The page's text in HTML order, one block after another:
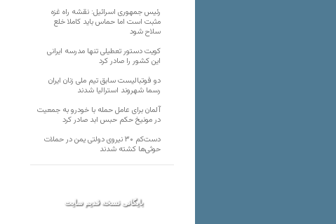
رئیس‌ جمهوری اسرائیل: نقشه راه غزه
مثبت است اما حماس باید کاملا خلع
سلاح شود
کویت دستور تعطیلی تنها مدرسه ایرانی
این کشور را صادر کرد
دو فوتبالیست سابق تیم ملی زنان ایران
رسما شهروند استرالیا شدند
آلمان برای عامل حمله با خودرو به جمعیت
در مونیخ حکم حبس ابد صادر کرد
دست‌کم ۳۰ نیروی دولتی یمن در حملات
حوثی‌ها کشته شدند
بایگانی نسخه قدیم سایت